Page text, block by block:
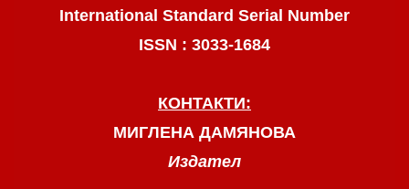
International Standard Serial Number
ISSN : 3033-1684
КОНТАКТИ:
МИГЛЕНА ДАМЯНОВА
Издател